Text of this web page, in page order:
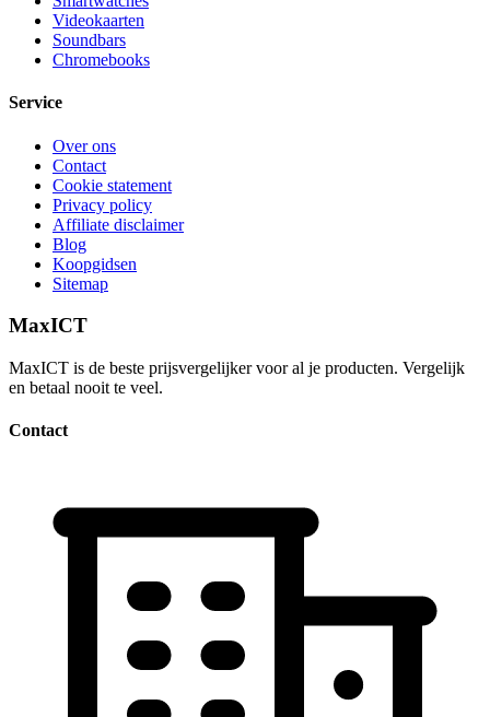
Videokaarten
Soundbars
Chromebooks
Service
Over ons
Contact
Cookie statement
Privacy policy
Affiliate disclaimer
Blog
Koopgidsen
Sitemap
MaxICT
MaxICT is de beste prijsvergelijker voor al je producten. Vergelijk
en betaal nooit te veel.
Contact